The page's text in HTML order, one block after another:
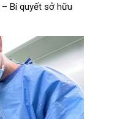
Bí quyết sở hữu